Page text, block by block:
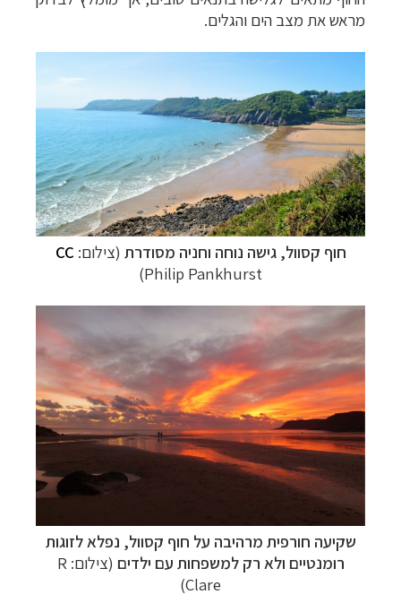
מראש את מצב הים והגלים.
חוף קסוול, גישה נוחה וחניה מסודרת (צילום: CC
Philip Pankhurst)
שקיעה חורפית מרהיבה על חוף קסוול, נפלא לזוגות
רומנטיים ולא רק למשפחות עם ילדים
(צילום: R
Clare)
קרוזים והפלגות נופש לחצו לרשימת היעדים »
תכנון טיולים למדינות אירופה